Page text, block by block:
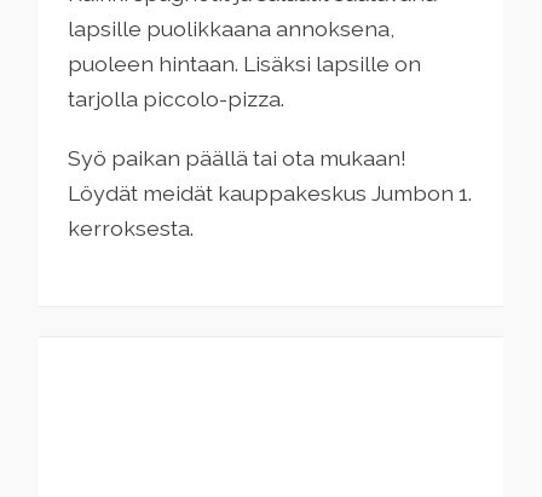
lapsille puolikkaana annoksena,
puoleen hintaan. Lisäksi lapsille on
tarjolla piccolo-pizza.
Syö paikan päällä tai ota mukaan!
Löydät meidät kauppakeskus Jumbon 1.
kerroksesta.